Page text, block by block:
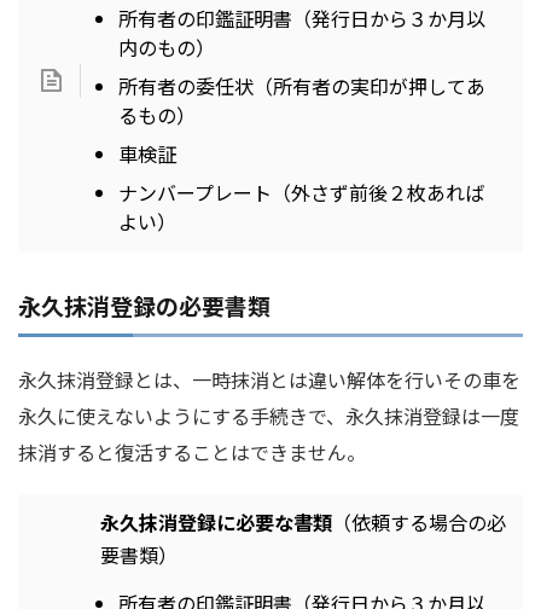
所有者の印鑑証明書（発行日から３か月以
内のもの）
所有者の委任状（所有者の実印が押してあ
るもの）
車検証
ナンバープレート（外さず前後２枚あれば
よい）
永久抹消登録の必要書類
永久抹消登録とは、一時抹消とは違い解体を行いその車を
永久に使えないようにする手続きで、永久抹消登録は一度
抹消すると復活することはできません。
永久抹消登録に必要な書類（依頼する場合の必
要書類）
所有者の印鑑証明書（発行日から３か月以